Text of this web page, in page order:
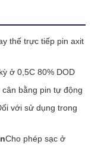
thế trực tiếp pin axit
ở 0,5C 80% DOD
cân bằng pin tự động
với sử dụng trong
Cho phép sạc ở